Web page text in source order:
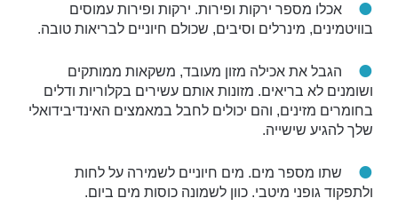
אכלו מספר ירקות ופירות. ירקות ופירות עמוסים
בוויטמינים, מינרלים וסיבים, שכולם חיוניים לבריאות טובה.
הגבל את אכילה מזון מעובד, משקאות ממותקים
ושומנים לא בריאים. מזונות אותם עשירים בקלוריות ודלים
בחומרים מזינים, והם יכולים לחבל במאמצים האינדיבידואלי
שלך להגיע שישייה.
שתו מספר מים. מים חיוניים לשמירה על לחות
ולתפקוד גופני מיטבי. כוון לשמונה כוסות מים ביום.